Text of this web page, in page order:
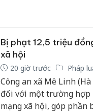
Bị phạt 12,5 triệu
xã hội
20 giờ trước Pháp
Công an xã Mê Linh
đối với một trường hợp
mạng xã hội, góp phần